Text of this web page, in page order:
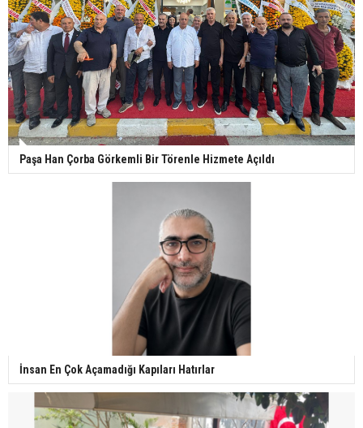
Paşa Han Çorba Görkemli Bir Törenle Hizmete Açıldı
İnsan En Çok Açamadığı Kapıları Hatırlar